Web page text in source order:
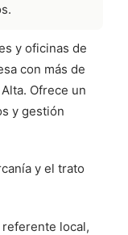
y oficinas de
con más de
Ofrece un
y gestión
y el trato
local,